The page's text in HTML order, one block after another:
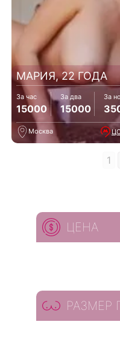
МАРИЯ, 22 ГОДА
За час
15000
За два
15000
За
Москва
1
ЦЕНА
РАЗМЕР